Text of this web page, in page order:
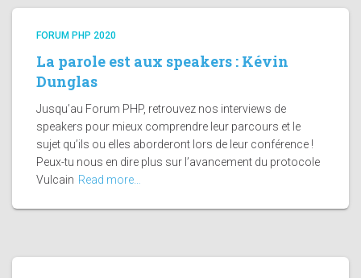
FORUM PHP 2020
La parole est aux speakers : Kévin
Dunglas
Jusqu’au Forum PHP, retrouvez nos interviews de
speakers pour mieux comprendre leur parcours et le
sujet qu’ils ou elles aborderont lors de leur conférence !
Peux-tu nous en dire plus sur l’avancement du protocole
Vulcain Read more…